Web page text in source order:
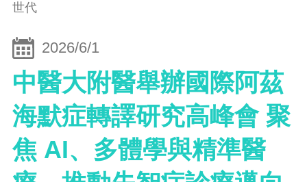
世代
2026/6/1
中醫大附醫舉辦國際阿茲
海默症轉譯研究高峰會 聚
焦 AI、多體學與精準醫